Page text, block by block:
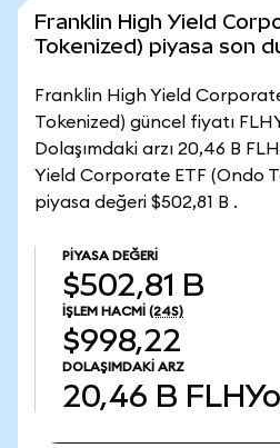
Franklin High Yield
Tokenized) piyasa son
Franklin High Yield
Tokenized) güncel fiyatı
Dolaşımdaki arzı 20,46 B
Yield Corporate ETF (Ondo
piyasa değeri $502,81 B .
PIYASA DEĞERI
$502,81 B
İŞLEM HACMI (24S)
$998,22
DOLAŞIMDAKI ARZ
20,46 B